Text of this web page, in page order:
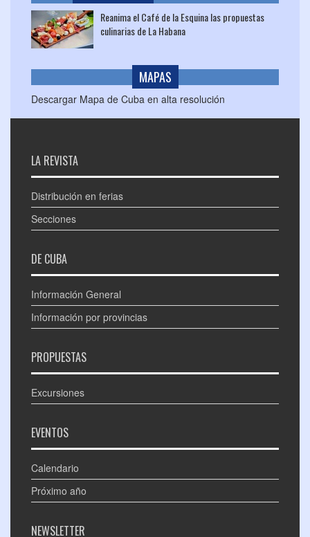
Reanima el Café de la Esquina las propuestas
culinarias de La Habana
MAPAS
Descargar Mapa de Cuba en alta resolución
LA REVISTA
Distribución en ferias
Secciones
DE CUBA
Información General
Información por provincias
PROPUESTAS
Excursiones
EVENTOS
Calendario
Próximo año
NEWSLETTER